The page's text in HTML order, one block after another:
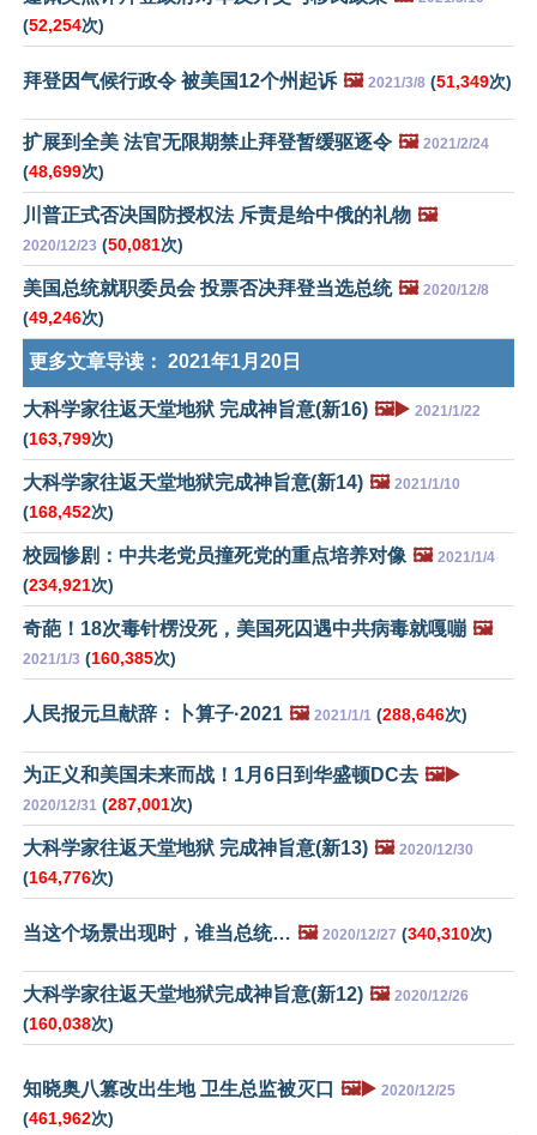
(52,254次)
拜登因气候行政令 被美国12个州起诉 🖼️ 2021/3/8 (51,349次)
扩展到全美 法官无限期禁止拜登暂缓驱逐令 🖼️ 2021/2/24
(48,699次)
川普正式否决国防授权法 斥责是给中俄的礼物 🖼️
2020/12/23 (50,081次)
美国总统就职委员会 投票否决拜登当选总统 🖼️ 2020/12/8
(49,246次)
更多文章导读： 2021年1月20日
大科学家往返天堂地狱 完成神旨意(新16) 🖼️▶️ 2021/1/22
(163,799次)
大科学家往返天堂地狱完成神旨意(新14) 🖼️ 2021/1/10
(168,452次)
校园惨剧：中共老党员撞死党的重点培养对像 🖼️ 2021/1/4
(234,921次)
奇葩！18次毒针楞没死，美国死囚遇中共病毒就嘎嘣 🖼️
2021/1/3 (160,385次)
人民报元旦献辞：卜算子·2021 🖼️ 2021/1/1 (288,646次)
为正义和美国未来而战！1月6日到华盛顿DC去 🖼️▶️
2020/12/31 (287,001次)
大科学家往返天堂地狱 完成神旨意(新13) 🖼️ 2020/12/30
(164,776次)
当这个场景出现时，谁当总统… 🖼️ 2020/12/27 (340,310次)
大科学家往返天堂地狱完成神旨意(新12) 🖼️ 2020/12/26
(160,038次)
知晓奥八篡改出生地 卫生总监被灭口 🖼️▶️ 2020/12/25
(461,962次)